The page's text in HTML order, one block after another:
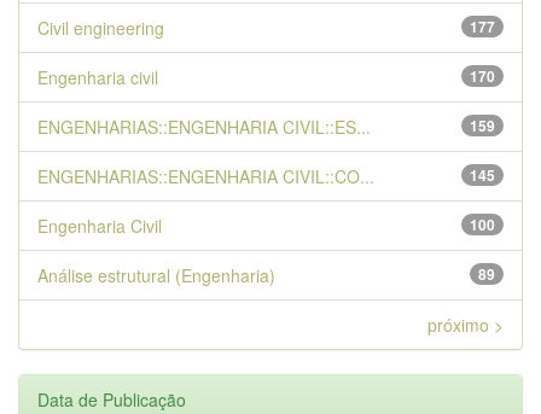
177
Civil engineering
170
Engenharia civil
159
ENGENHARIAS::ENGENHARIA CIVIL::ES...
145
ENGENHARIAS::ENGENHARIA CIVIL::CO...
100
Engenharia Civil
89
Análise estrutural (Engenharia)
próximo >
Data de Publicação